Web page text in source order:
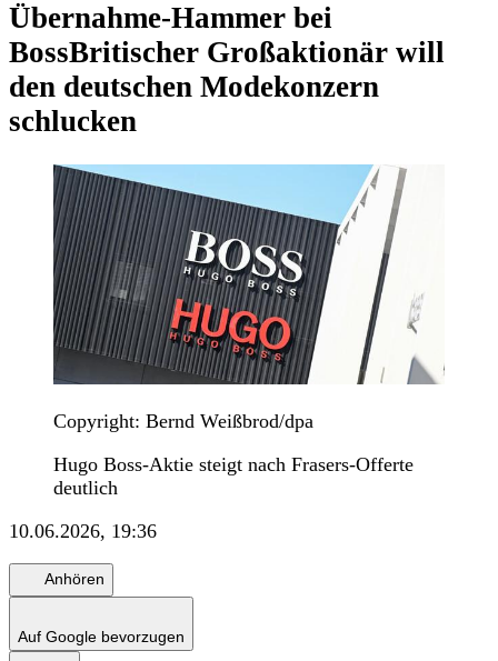
Übernahme-Hammer bei
BossBritischer Großaktionär will
den deutschen Modekonzern
schlucken
Copyright: Bernd Weißbrod/dpa
Hugo Boss-Aktie steigt nach Frasers-Offerte
deutlich
10.06.2026, 19:36
Anhören
Auf Google bevorzugen